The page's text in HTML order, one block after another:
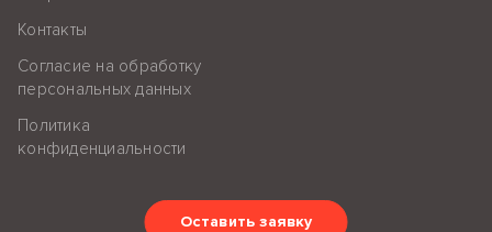
Контакты
Согласие на обработку
персональных данных
Политика
конфиденциальности
Оставить заявку